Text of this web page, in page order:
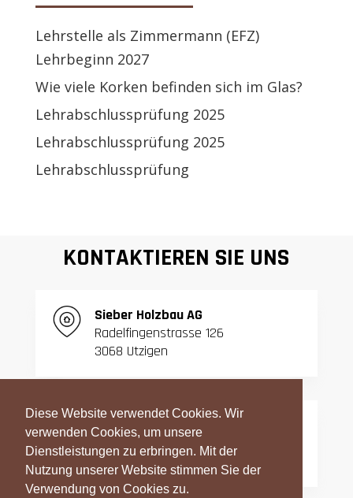
Diese Website verwendet Cookies. Wir
verwenden Cookies, um unsere
Dienstleistungen zu erbringen. Mit der
Nutzung unserer Website stimmen Sie der
Verwendung von Cookies zu.
Lehrstelle als Zimmermann (EFZ)
Lehrbeginn 2027
Wie viele Korken befinden sich im Glas?
Lehrabschlussprüfung 2025
Lehrabschlussprüfung 2025
Lehrabschlussprüfung
KONTAKTIEREN SIE UNS
Sieber Holzbau AG
Radelfingenstrasse 126
3068 Utzigen
T:031 839 06 27
031 839 42 23